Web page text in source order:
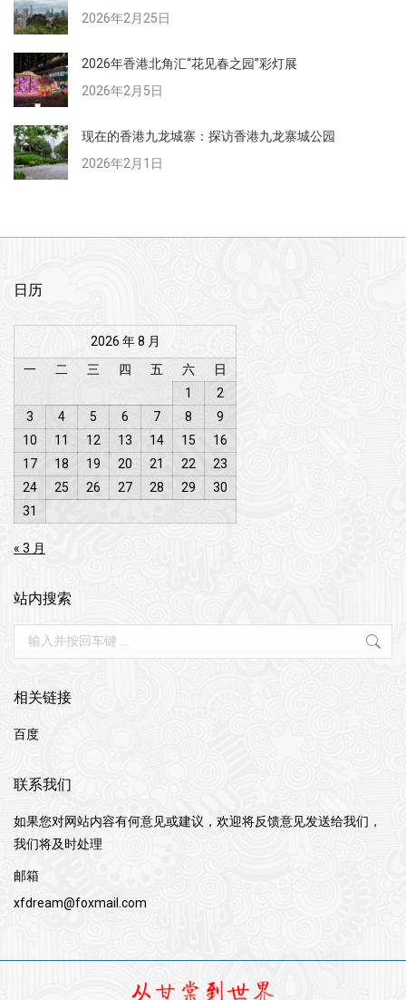
2026年2月25日
2026年香港北角汇“花见春之园”彩灯展
2026年2月5日
现在的香港九龙城寨：探访香港九龙寨城公园
2026年2月1日
日历
2026 年 8 月
一
二 三 四 五 六
日
1
2
3
4 5 6 7 8
9
10
11 12 13 14 15
16
17
18 19 20 21 22
23
24
25 26 27 28 29
30
31
« 3 月
站内搜索
Search:
相关链接
百度
联系我们
如果您对网站内容有何意见或建议，欢迎将反馈意见发送给我们，
我们将及时处理
邮箱
xfdream@foxmail.com